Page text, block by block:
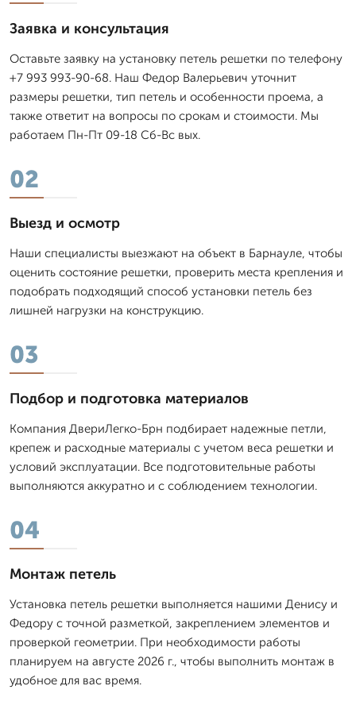
Заявка и консультация
Оставьте заявку на установку петель решетки по телефону
+7 993 993-90-68. Наш Федор Валерьевич уточнит
размеры решетки, тип петель и особенности проема, а
также ответит на вопросы по срокам и стоимости. Мы
работаем Пн-Пт 09-18 Сб-Вс вых.
02
Выезд и осмотр
Наши специалисты выезжают на объект в Барнауле, чтобы
оценить состояние решетки, проверить места крепления и
подобрать подходящий способ установки петель без
лишней нагрузки на конструкцию.
03
Подбор и подготовка материалов
Компания ДвериЛегко-Брн подбирает надежные петли,
крепеж и расходные материалы с учетом веса решетки и
условий эксплуатации. Все подготовительные работы
выполняются аккуратно и с соблюдением технологии.
04
Монтаж петель
Установка петель решетки выполняется нашими Денису и
Федору с точной разметкой, закреплением элементов и
проверкой геометрии. При необходимости работы
планируем на августе 2026 г., чтобы выполнить монтаж в
удобное для вас время.